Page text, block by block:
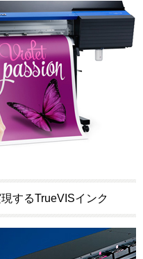
するTrueVISインク